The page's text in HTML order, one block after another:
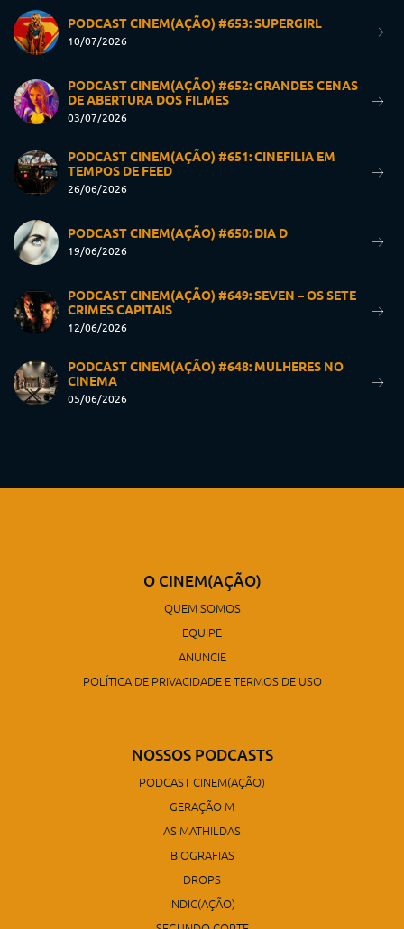
PODCAST CINEM(AÇÃO) #653: SUPERGIRL
10/07/2026
PODCAST CINEM(AÇÃO) #652: GRANDES CENAS
DE ABERTURA DOS FILMES
03/07/2026
PODCAST CINEM(AÇÃO) #651: CINEFILIA EM
TEMPOS DE FEED
26/06/2026
PODCAST CINEM(AÇÃO) #650: DIA D
19/06/2026
PODCAST CINEM(AÇÃO) #649: SEVEN – OS SETE
CRIMES CAPITAIS
12/06/2026
PODCAST CINEM(AÇÃO) #648: MULHERES NO
CINEMA
05/06/2026
O CINEM(AÇÃO)
QUEM SOMOS
EQUIPE
ANUNCIE
POLÍTICA DE PRIVACIDADE E TERMOS DE USO
NOSSOS PODCASTS
PODCAST CINEM(AÇÃO)
GERAÇÃO M
AS MATHILDAS
BIOGRAFIAS
DROPS
INDIC(AÇÃO)